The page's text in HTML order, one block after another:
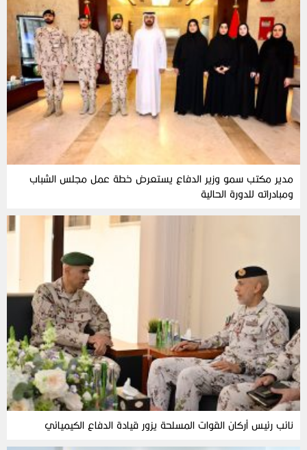
مدير مكتب سمو وزير الدفاع يستعرض خطة عمل مجلس الشباب
ومبادراته للدورة الحالية
نائب رئيس أركان القوات المسلحة يزور قيادة الدفاع الكيميائي